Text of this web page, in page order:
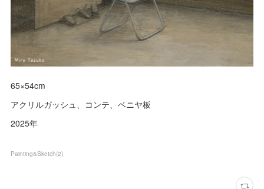
65×54cm
アクリルガッシュ、コンテ、ベニヤ板
2025年
Painting&Sketch(2)